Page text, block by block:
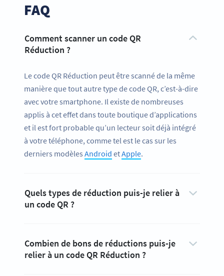
FAQ
Comment scanner un code QR
Réduction ?
Le code QR Réduction peut être scanné de la même
manière que tout autre type de code QR, c’est-à-dire
avec votre smartphone. Il existe de nombreuses
applis à cet effet dans toute boutique d’applications
et il est fort probable qu’un lecteur soit déjà intégré
à votre téléphone, comme tel est le cas sur les
derniers modèles Android etApple.
Quels types de réduction puis-je relier à
un code QR ?
Combien de bons de réductions puis-je
relier à un code QR Réduction ?